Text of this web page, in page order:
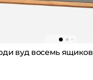
вуд восемь ящиков